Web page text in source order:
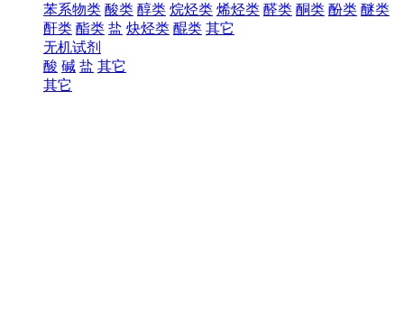
苯系物类 酸类 醇类 烷烃类 烯烃类 醛类 酮类 酚类 醚类
酐类 酯类 盐 炔烃类 醌类 其它
无机试剂
酸 碱 盐 其它
其它